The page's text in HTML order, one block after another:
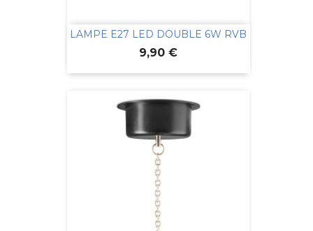
LAMPE E27 LED DOUBLE 6W RVB
Prix
9,90 €